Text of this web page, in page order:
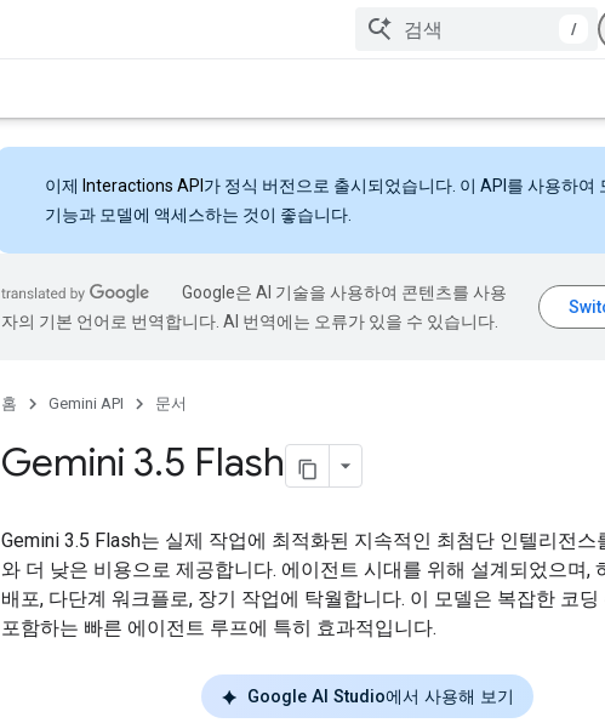
/
이제 Interactions API 가 정식 버전으로 출시되었습니다. 이 API를 사용하여
기능과 모델에 액세스하는 것이 좋습니다.
Google은 AI 기술을 사용하여 콘텐츠를 사용
자의 기본 언어로 번역합니다. AI 번역에는 오류가 있을 수 있습니다.
홈 Gemini API 문서
Gemini 3.5 Flash
Gemini 3.5 Flash는 실제 작업에 최적화된 지속적인 최첨단 인텔리전스
와 더 낮은 비용으로 제공합니다. 에이전트 시대를 위해 설계되었으며,
배포, 다단계 워크플로, 장기 작업에 탁월합니다. 이 모델은 복잡한 코
포함하는 빠른 에이전트 루프에 특히 효과적입니다.
Google AI Studio에서 사용해 보기